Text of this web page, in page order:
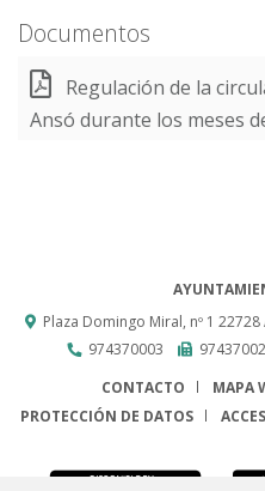
Documentos
Regulación de la
Ansó durante los meses
Plaza Domingo Miral, nº 1 22728
974370003
CONTACTO
MAPA
PROTECCIÓN DE DATOS